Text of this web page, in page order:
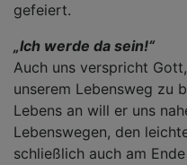
gefeiert.
„Ich werde da sein!“
Auch uns verspricht
unserem Lebensweg zu
Lebens an will er uns
Lebenswegen, den
schließlich auch am